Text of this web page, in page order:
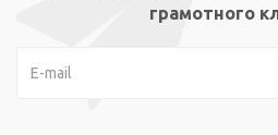
грамотного